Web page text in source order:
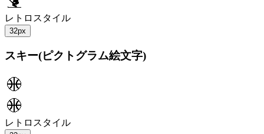
レトロスタイル
32px
スキー(ピクトグラム絵文字)
レトロスタイル